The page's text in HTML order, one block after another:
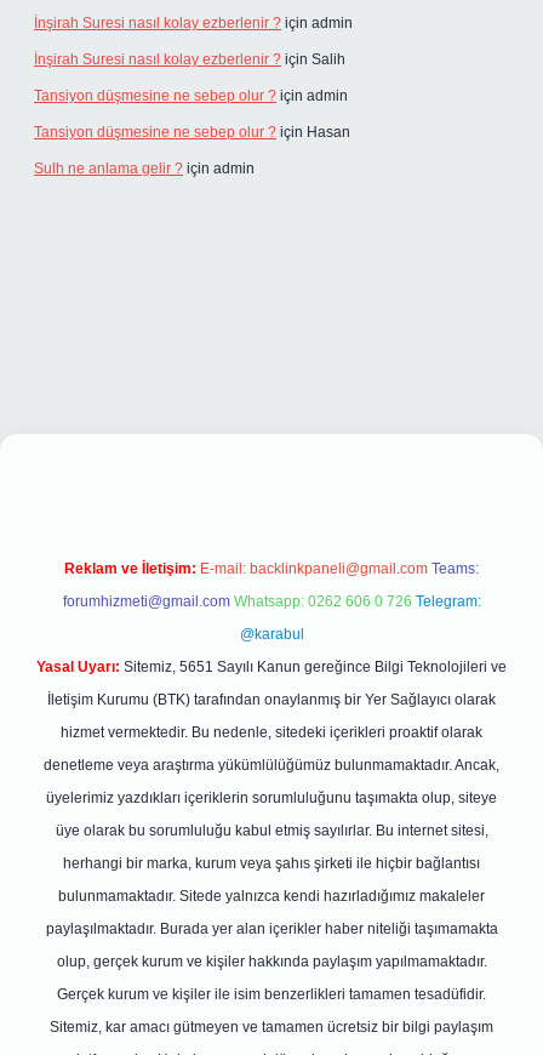
İnşirah Suresi nasıl kolay ezberlenir ? için admin
İnşirah Suresi nasıl kolay ezberlenir ? için Salih
Tansiyon düşmesine ne sebep olur ? için admin
Tansiyon düşmesine ne sebep olur ? için Hasan
Sulh ne anlama gelir ? için admin
Reklam ve İletişim: E-mail: backlinkpaneli@gmail.com Teams:
forumhizmeti@gmail.com Whatsapp: 0262 606 0 726 Telegram:
@karabul
Yasal Uyarı: Sitemiz, 5651 Sayılı Kanun gereğince Bilgi Teknolojileri ve
İletişim Kurumu (BTK) tarafından onaylanmış bir Yer Sağlayıcı olarak
hizmet vermektedir. Bu nedenle, sitedeki içerikleri proaktif olarak
denetleme veya araştırma yükümlülüğümüz bulunmamaktadır. Ancak,
üyelerimiz yazdıkları içeriklerin sorumluluğunu taşımakta olup, siteye
üye olarak bu sorumluluğu kabul etmiş sayılırlar. Bu internet sitesi,
herhangi bir marka, kurum veya şahıs şirketi ile hiçbir bağlantısı
bulunmamaktadır. Sitede yalnızca kendi hazırladığımız makaleler
paylaşılmaktadır. Burada yer alan içerikler haber niteliği taşımamakta
olup, gerçek kurum ve kişiler hakkında paylaşım yapılmamaktadır.
Gerçek kurum ve kişiler ile isim benzerlikleri tamamen tesadüfidir.
Sitemiz, kar amacı gütmeyen ve tamamen ücretsiz bir bilgi paylaşım